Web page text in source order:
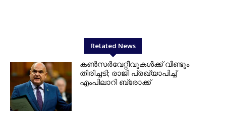
Related News
കണ്‍സര്‍വേറ്റീവുകള്‍ക്ക് വീണ്ടും
തിരിച്ചടി; രാജി പ്രഖ്യാപിച്ച്
എംപിലാറി ബ്രോക്ക്